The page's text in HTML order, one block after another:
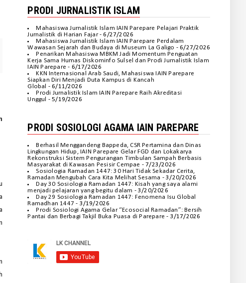
PRODI JURNALISTIK ISLAM
Mahasiswa Jurnalistik Islam IAIN Parepare Pelajari Praktik
Jurnalistik di Harian Fajar- 6/27/2026
Mahasiswa Jurnalistik Islam IAIN Parepare Perdalam
Wawasan Sejarah dan Budaya di Museum La Galigo - 6/27/2026
Penarikan Mahasiswa MBKM Jadi Momentum Penguatan
Kerja Sama Humas Diskominfo Sulsel dan Prodi Jurnalistik Islam
IAIN Parepare - 6/17/2026
KKN Internasional Arab Saudi, Mahasiswa IAIN Parepare
Siapkan Diri Menjadi Duta Kampus di Kancah
Global
- 6/11/2026
Prodi Jurnalistik Islam IAIN Parepare Raih Akreditasi
Unggul
- 5/19/2026
PRODI SOSIOLOGI AGAMA IAIN PAREPARE
Berhasil Menggandeng Bappeda, CSR Pertamina dan Dinas
Lingkungan Hidup, IAIN Parepare Gelar FGD dan Lokakarya
Rekonstruksi Sistem Pengurangan Timbulan Sampah Berbasis
Masyarakat di Kawasan Pesisir Cempae - 7/23/2026
Sosiologia Ramadan 1447: 30 Hari Tidak Sekadar Cerita,
Ramadan Mengubah Cara Kita Melihat Sesama - 3/20/2026
Day 30 Sosiologia Ramadan 1447: Kisah yang saya alami
menjadi pelajaran yang begitu dalam - 3/20/2026
Day 29 Sosiologia Ramadan 1447: Fenomena Isu Global
Ramadhan 1447 - 3/19/2026
Prodi Sosiologi Agama Gelar “Ecosocial Ramadan”: Bersih
Pantai dan Berbagi Takjil Buka Puasa di Parepare - 3/17/2026